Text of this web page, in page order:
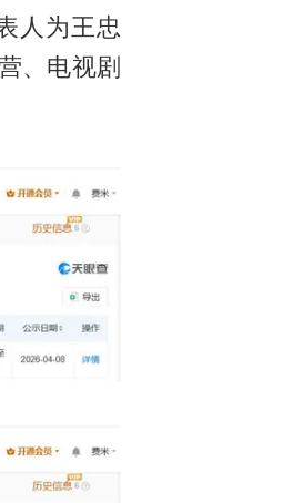
人为王忠
、电视剧